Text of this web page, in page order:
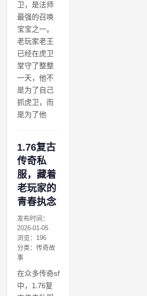
卫，是法师
最强的召唤
宝宝之一。
老玩家老王
已经在虎卫
堂守了整整
一天，他不
是为了自己
抓虎卫，而
是为了他
1.76复古
传奇私
服，藏着
老玩家的
青春执念
发布时间：
2026-01-05
浏览：196
分类：传奇故
事
在众多传奇sf
中，1.76复